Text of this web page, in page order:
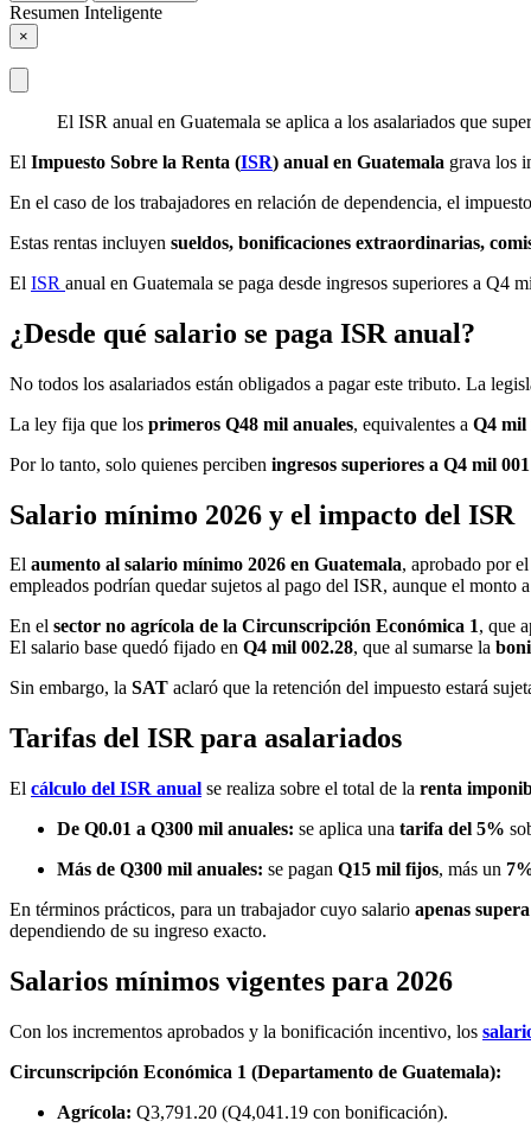
Resumen Inteligente
×
El ISR anual en Guatemala se aplica a los asalariados que
El Impuesto Sobre la Renta (ISR) anual en Guatemala grava los
En el caso de los trabajadores en relación de dependencia, el
Estas rentas incluyen sueldos, bonificaciones extraordinarias,
El ISR anual en Guatemala se paga desde ingresos superiores a Q4
¿Desde qué salario se paga ISR anual?
No todos los asalariados están obligados a pagar este tributo. La
La ley fija que los primeros Q48 mil anuales, equivalentes a Q4 mil
Por lo tanto, solo quienes perciben ingresos superiores a Q4 mil
Salario mínimo 2026 y el impacto del ISR
El aumento al salario mínimo 2026 en Guatemala, aprobado por
empleados podrían quedar sujetos al pago del ISR, aunque el monto
En el sector no agrícola de la Circunscripción Económica 1, que
El salario base quedó fijado en Q4 mil 002.28, que al sumarse la
Sin embargo, la SAT aclaró que la retención del impuesto estará
Tarifas del ISR para asalariados
El cálculo del ISR anual se realiza sobre el total de la renta
De Q0.01 a Q300 mil anuales: se aplica una tarifa del 5%
Más de Q300 mil anuales: se pagan Q15 mil fijos, más un
En términos prácticos, para un trabajador cuyo salario apenas
dependiendo de su ingreso exacto.
Salarios mínimos vigentes para 2026
Con los incrementos aprobados y la bonificación incentivo, los
Circunscripción Económica 1 (Departamento de Guatemala):
Agrícola: Q3,791.20 (Q4,041.19 con bonificación).